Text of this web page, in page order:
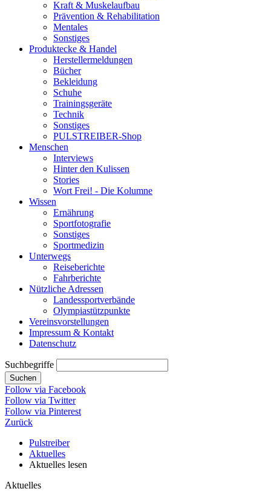
Kraft & Muskelaufbau
Prävention & Rehabilitation
Mentales
Sonstiges
Produktecke & Handel
Herstellermeldungen
Bücher
Bekleidung
Schuhe
Trainingsgeräte
Technik
Sonstiges
PULSTREIBER-Shop
Menschen
Interviews
Hinter den Kulissen
Stories
Wort Frei! - Die Kolumne
Wissen
Ernährung
Sportfotografie
Sonstiges
Sportmedizin
Unterwegs
Reiseberichte
Fahrberichte
Nützliche Adressen
Landessportverbände
Olympiastützpunkte
Vereinsvorstellungen
Impressum & Kontakt
Datenschutz
Suchbegriffe
Suchen
Follow via Facebook
Follow via Twitter
Follow via Pinterest
Zurück
Pulstreiber
Aktuelles
Aktuelles lesen
Aktuelles